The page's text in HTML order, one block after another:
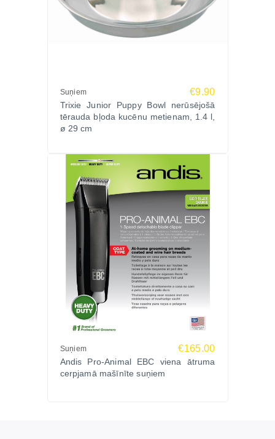
Suņiem €9.90
Trixie Junior Puppy Bowl nerūsējošā
tērauda bļoda kucēnu metienam, 1.4 l,
ø 29 cm
Suņiem €165.00
Andis Pro-Animal EBC viena ātruma
cerpjamā mašīnīte suņiem